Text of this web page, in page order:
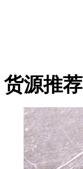
货源推荐